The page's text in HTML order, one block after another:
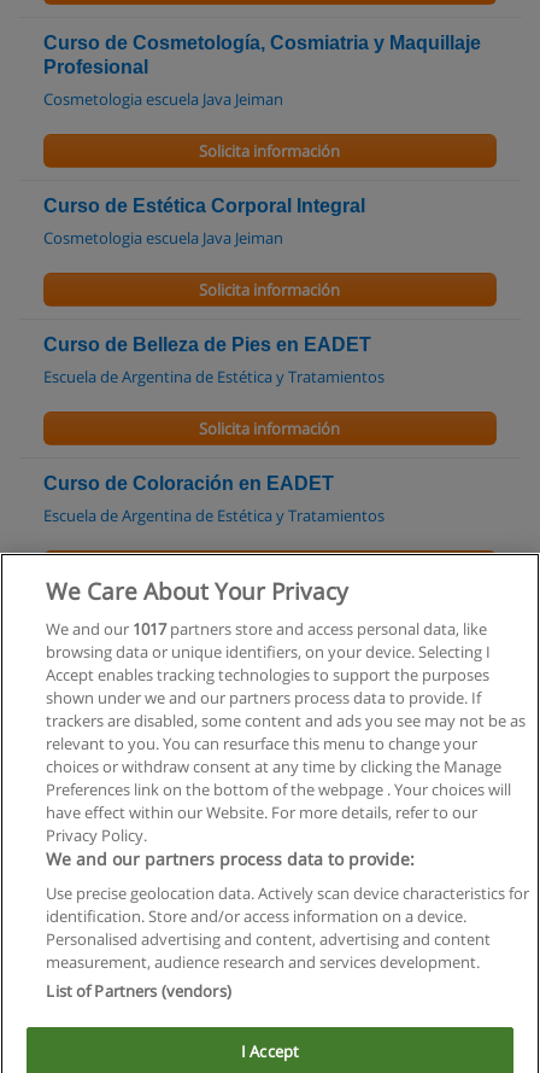
Curso de Cosmetología, Cosmiatria y Maquillaje
Profesional
Cosmetologia escuela Java Jeiman
Solicita información
Curso de Estética Corporal Integral
Cosmetologia escuela Java Jeiman
Solicita información
Curso de Belleza de Pies en EADET
Escuela de Argentina de Estética y Tratamientos
Solicita información
Curso de Coloración en EADET
Escuela de Argentina de Estética y Tratamientos
Curso de Manicuría en EADET
Escuela de Argentina de Estética y Tratamientos
Solicita información
Privacidad de datos
Contactar con Educaedu
Copyright © Educaedu Business S.L. - CIF : B-95610580: -
We Care About Your Privacy
We and our 1017partners store and access personal data, like
browsing data or unique identifiers, on your device. Selecting I
Accept enables tracking technologies to support the purposes
shown under we and our partners process data to provide. If
trackers are disabled, some content and ads you see may not be as
relevant to you. You can resurface this menu to change your
choices or withdraw consent at any time by clicking the Manage
Preferences link on the bottom of the webpage . Your choices will
have effect within our Website. For more details, refer to our
Privacy Policy.
We and our partners process data to provide:
Use precise geolocation data. Actively scan device characteristics for
identification. Store and/or access information on a device.
Personalised advertising and content, advertising and content
measurement, audience research and services development.
List of Partners (vendors)
I Accept